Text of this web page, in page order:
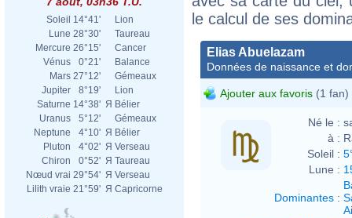
Soleil 14°41'
Lion
Lune 28°30'
Taureau
Mercure 26°15'
Cancer
Vénus
0°21'
Balance
Mars 27°12'
Gémeaux
Jupiter
8°19'
Lion
Saturne 14°38' Я Bélier
Uranus
5°12'
Gémeaux
Neptune
4°10' Я Bélier
Pluton
4°02' Я Verseau
Chiron
0°52' Я Taureau
Nœud vrai 29°54' Я Verseau
Lilith vraie 21°59' Я Capricorne
le calcul de ses
Elias Abuelazam
Données de naissance et
Ajouter aux favoris (1 fan)
Né le :
à :
Soleil :
Lune :
Dominantes :